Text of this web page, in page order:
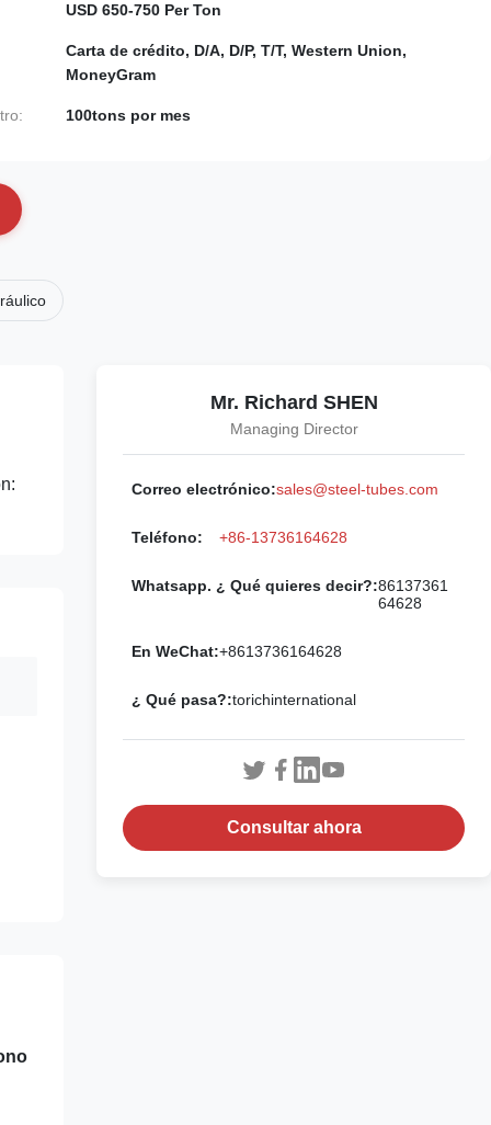
USD 650-750 Per Ton
Carta de crédito, D/A, D/P, T/T, Western Union,
MoneyGram
100tons por mes
Mr. Richard SHEN
Managing Director
Correo electrónico:sales@steel-tubes.com
Teléfono: +86-13736164628
Whatsapp. ¿ Qué quieres decir?:86137361
64628
En WeChat:+8613736164628
¿ Qué pasa?:torichinternational
Consultar ahora